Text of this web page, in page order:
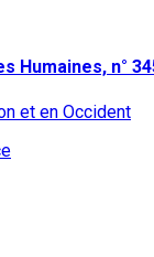
Humaines, n°
et en Occident